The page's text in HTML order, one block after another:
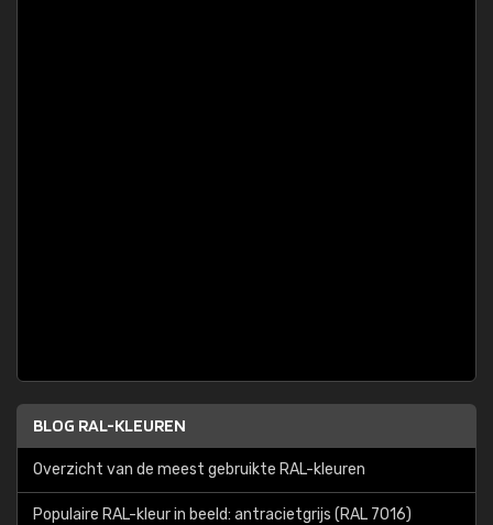
BLOG RAL-KLEUREN
Overzicht van de meest gebruikte RAL-kleuren
Populaire RAL-kleur in beeld: antracietgrijs (RAL 7016)